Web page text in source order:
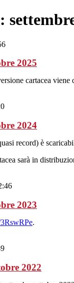
2025
cartacea
2024
record) è
sarà in
2023
.
2022